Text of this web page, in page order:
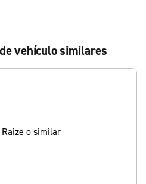
vehículo similares